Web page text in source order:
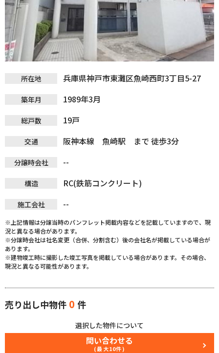
所在地 兵庫県神戸市東灘区魚崎西町3丁目5-27
築年月 1989年3月
総戸数 19戸
交通 阪神本線 魚崎駅 まで 徒歩3分
分譲時会社 --
構造 RC(鉄筋コンクリート)
施工会社 --
※上記情報は分譲当時のパンフレット掲載内容などを記載していますので、現
況と異なる場合があります。
※分譲時会社は社名変更（合併、分割含む）後の会社名が掲載している場合が
あります。
※建物竣工時に撮影した竣工写真を掲載している場合があります。その場合、
現況と異なる可能性があります。
売り出し中物件 0 件
選択した物件について
問い合わせる
(最大10件)